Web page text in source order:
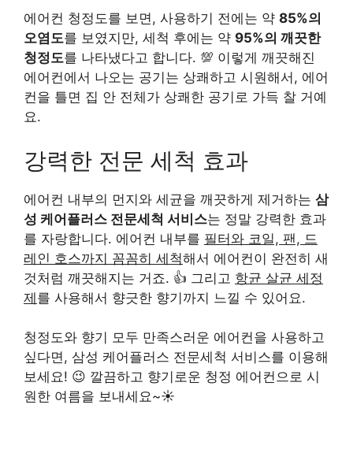
에어컨 청정도를 보면, 사용하기 전에는 약 85%의
오염도를 보였지만, 세척 후에는 약 95%의 깨끗한
청정도를 나타냈다고 합니다. 💯 이렇게 깨끗해진
에어컨에서 나오는 공기는 상쾌하고 시원해서, 에어
컨을 틀면 집 안 전체가 상쾌한 공기로 가득 찰 거예
요.
강력한 전문 세척 효과
에어컨 내부의 먼지와 세균을 깨끗하게 제거하는 삼
성 케어플러스 전문세척 서비스는 정말 강력한 효과
를 자랑합니다. 에어컨 내부를 필터와 코일, 팬, 드
레인 호스까지 꼼꼼히 세척해서 에어컨이 완전히 새
것처럼 깨끗해지는 거죠. 👍 그리고 항균 살균 세정
제를 사용해서 향긋한 향기까지 느낄 수 있어요.
청정도와 향기 모두 만족스러운 에어컨을 사용하고
싶다면, 삼성 케어플러스 전문세척 서비스를 이용해
보세요! 😉 깔끔하고 향기로운 청정 에어컨으로 시
원한 여름을 보내세요~☀️